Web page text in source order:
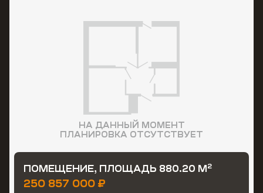
НА ДАННЫЙ МОМЕНТ
ПЛАНИРОВКА ОТСУТСТВУЕТ
ПОМЕЩЕНИЕ, ПЛОЩАДЬ 880.20 М2
250 857 000 ₽